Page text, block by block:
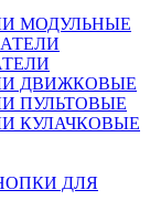
МОДУЛЬНЫЕ
ДВИЖКОВЫЕ
ПУЛЬТОВЫЕ
КУЛАЧКОВЫЕ
ДЛЯ